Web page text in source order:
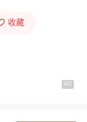
收藏